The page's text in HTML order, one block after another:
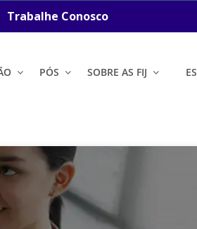
Trabalhe Conosco
PÓS SOBRE AS FIJ